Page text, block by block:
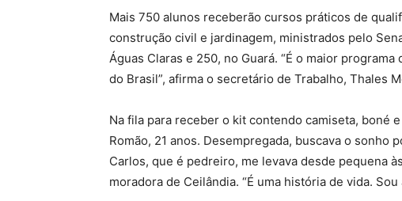
Mais 750 alunos receberão cursos práticos de
construção civil e jardinagem, ministrados pelo
Águas Claras e 250, no Guará. “É o maior
do Brasil”, afirma o secretário de Trabalho, Thales
Na fila para receber o kit contendo camiseta, boné
Romão, 21 anos. Desempregada, buscava o sonho
Carlos, que é pedreiro, me levava desde pequena
moradora de Ceilândia. “É uma história de vida.